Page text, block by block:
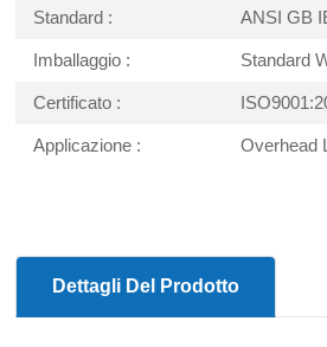
Standard : ANSI GB
Imballaggio : Standard
Certificato :
Applicazione : Overhead
Dettagli Del Prodotto